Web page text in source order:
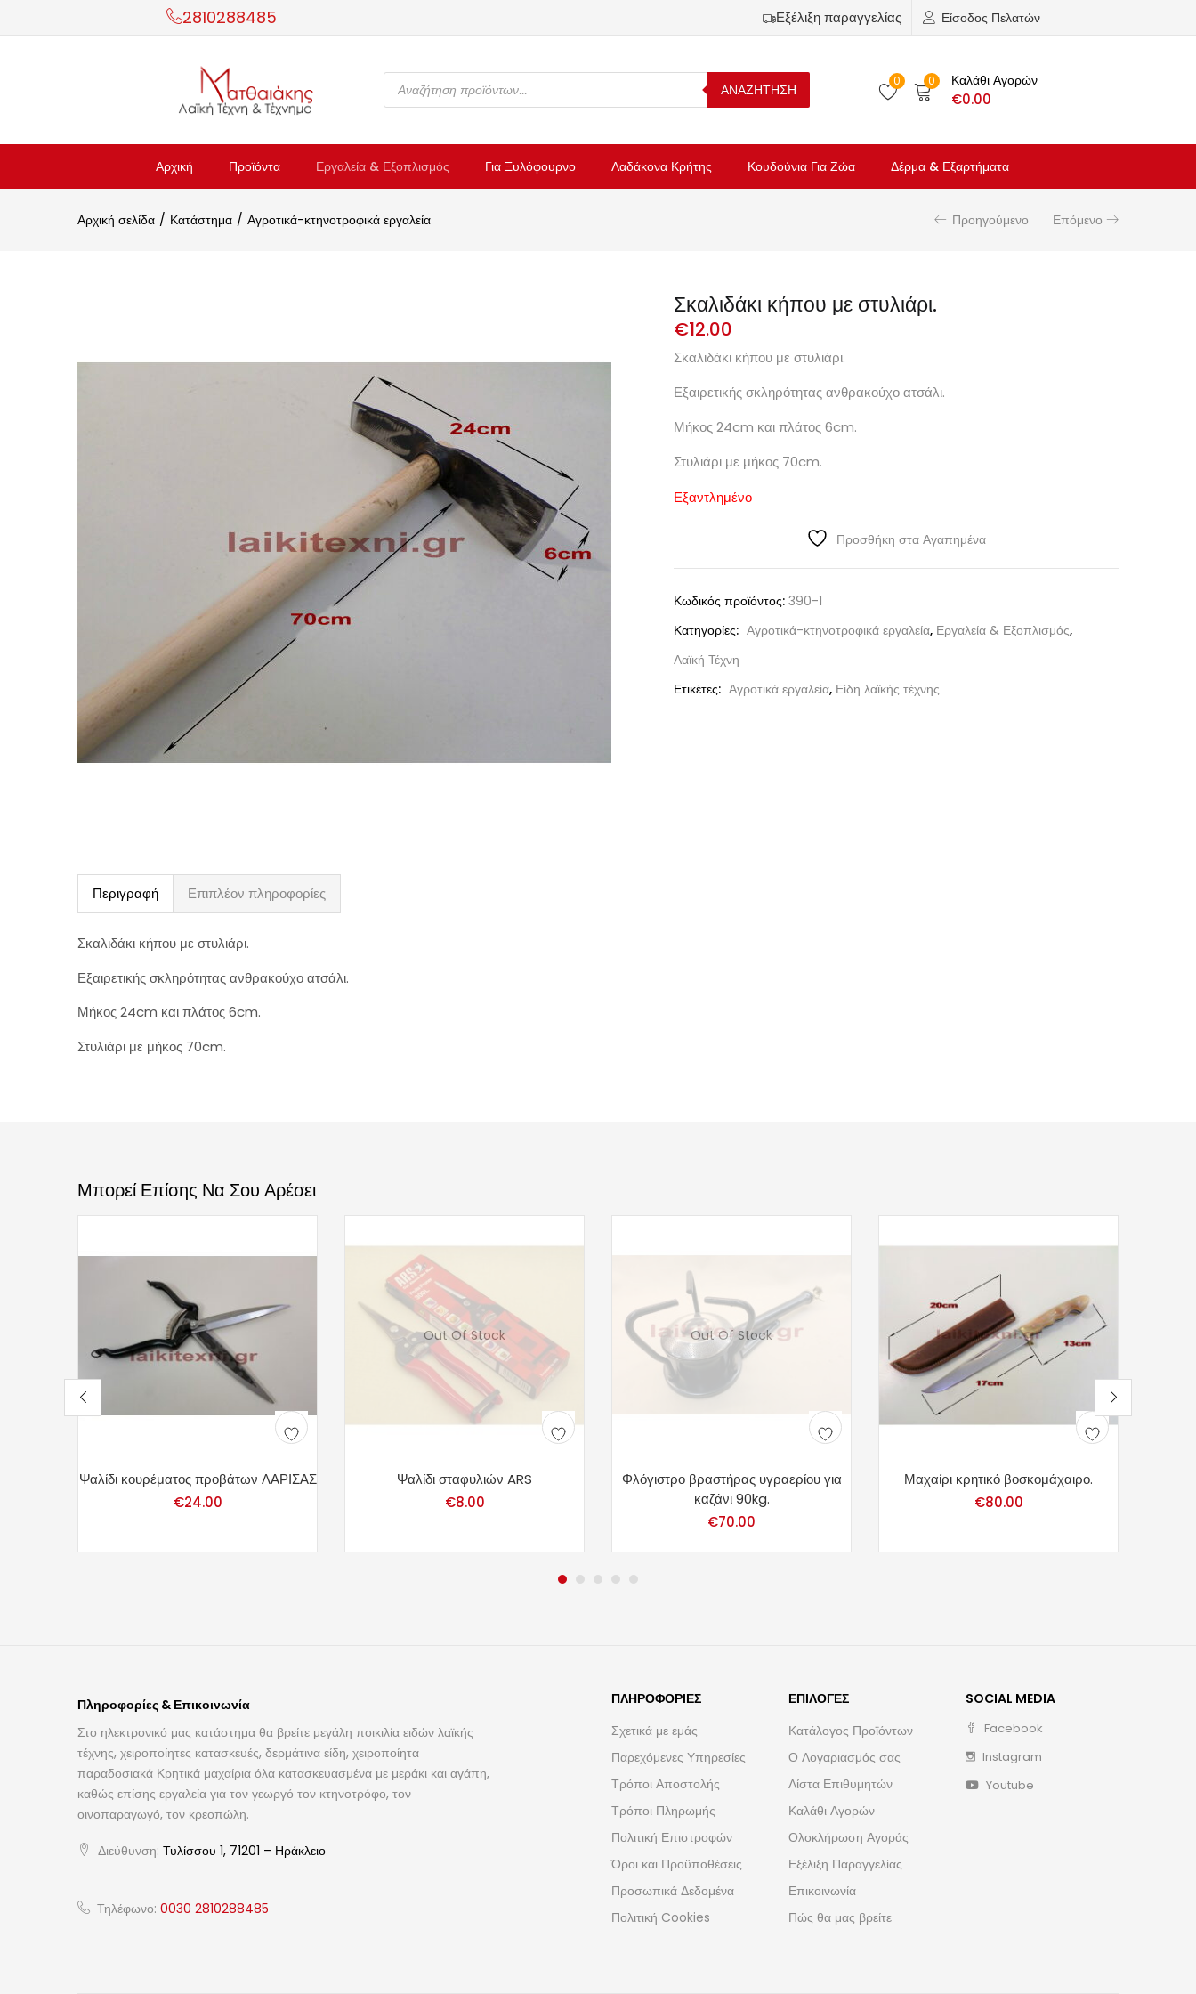
2810288485 Εξέλιξη παραγγελίας Είσοδος Πελατών
ΑΝΑΖΗΤΗΣΗ
0 0 Καλάθι Αγορών
€0.00
Αρχική Προϊόντα Εργαλεία & Εξοπλισμός Για Ξυλόφουρνο Λαδάκονα Κρήτης Κουδούνια Για Ζώα Δέρμα & Εξαρτήματα
Αρχική σελίδα Κατάστημα Αγροτικά-κτηνοτροφικά εργαλεία Προηγούμενο Επόμενο
Σκαλιδάκι κήπου με στυλιάρι.
€12.00
Σκαλιδάκι κήπου με στυλιάρι.
Εξαιρετικής σκληρότητας ανθρακούχο ατσάλι.
Μήκος 24cm και πλάτος 6cm.
Στυλιάρι με μήκος 70cm.
Εξαντλημένο
Προσθήκη στα Αγαπημένα
Κωδικός προϊόντος: 390-1
Κατηγορίες: Αγροτικά-κτηνοτροφικά εργαλεία, Εργαλεία & Εξοπλισμός,
Λαϊκή Τέχνη
Ετικέτες: Αγροτικά εργαλεία, Είδη λαϊκής τέχνης
Περιγραφή Επιπλέον πληροφορίες
Σκαλιδάκι κήπου με στυλιάρι.
Εξαιρετικής σκληρότητας ανθρακούχο ατσάλι.
Μήκος 24cm και πλάτος 6cm.
Στυλιάρι με μήκος 70cm.
Μπορεί Επίσης Να Σου Αρέσει
Ψαλίδι κουρέματος προβάτων ΛΑΡΙΣΑΣ
€24.00
Out Of Stock
Ψαλίδι σταφυλιών ARS
€8.00
Out Of Stock
Φλόγιστρο βραστήρας υγραερίου για
καζάνι 90kg.
€70.00
Μαχαίρι κρητικό βοσκομάχαιρο.
€80.00
Πληροφορίες & Επικοινωνία
Στο ηλεκτρονικό μας κατάστημα θα βρείτε μεγάλη ποικιλία ειδών λαϊκής
τέχνης, χειροποίητες κατασκευές, δερμάτινα είδη, χειροποίητα
παραδοσιακά Κρητικά μαχαίρια όλα κατασκευασμένα με μεράκι και αγάπη,
καθώς επίσης εργαλεία για τον γεωργό τον κτηνοτρόφο, τον
οινοπαραγωγό, τον κρεοπώλη.
Διεύθυνση: Τυλίσσου 1, 71201 – Ηράκλειο
Τηλέφωνο: 0030 2810288485
ΠΛΗΡΟΦΟΡΊΕΣ
Σχετικά με εμάς
Παρεχόμενες Υπηρεσίες
Τρόποι Αποστολής
Τρόποι Πληρωμής
Πολιτική Επιστροφών
Όροι και Προϋποθέσεις
Προσωπικά Δεδομένα
Πολιτική Cookies
ΕΠΙΛΟΓΈΣ
Κατάλογος Προϊόντων
Ο Λογαριασμός σας
Λίστα Επιθυμητών
Καλάθι Αγορών
Ολοκλήρωση Αγοράς
Εξέλιξη Παραγγελίας
Επικοινωνία
Πώς θα μας βρείτε
SOCIAL MEDIA
Facebook
Instagram
Youtube